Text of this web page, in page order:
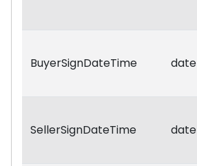
BuyerSignDateTime date
SellerSignDateTime date